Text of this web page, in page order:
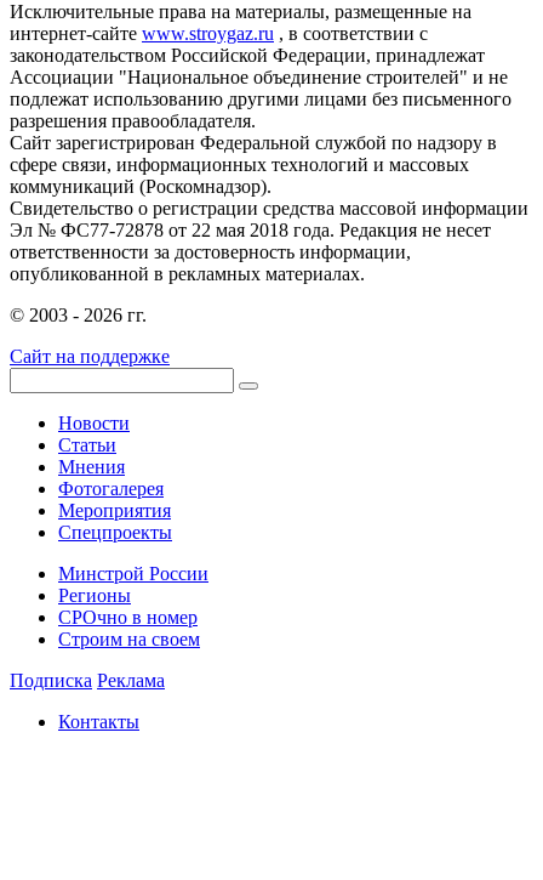
Исключительные права на материалы, размещенные на
интернет-сайте www.stroygaz.ru , в соответствии с
законодательством Российской Федерации, принадлежат
Ассоциации "Национальное объединение строителей" и не
подлежат использованию другими лицами без письменного
разрешения правообладателя.
Сайт зарегистрирован Федеральной службой по надзору в
сфере связи, информационных технологий и массовых
коммуникаций (Роскомнадзор).
Свидетельство о регистрации средства массовой информации
Эл № ФС77-72878 от 22 мая 2018 года. Редакция не несет
ответственности за достоверность информации,
опубликованной в рекламных материалах.
© 2003 - 2026 гг.
Сайт на поддержке
Новости
Статьи
Мнения
Фотогалерея
Мероприятия
Спецпроекты
Минстрой России
Регионы
СРОчно в номер
Строим на своем
Подписка Реклама
Контакты